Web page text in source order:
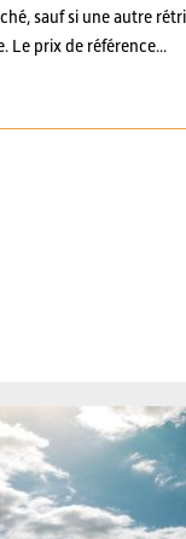
sauf si une autre
Le prix de référence...